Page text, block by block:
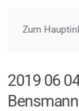
Zum
2019 06